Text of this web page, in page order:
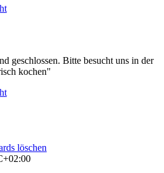
geschlossen. Bitte besucht uns in der
kochen"
löschen